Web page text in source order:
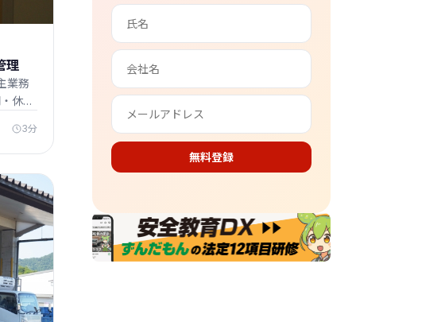
理
業務
休
3分
無料登録